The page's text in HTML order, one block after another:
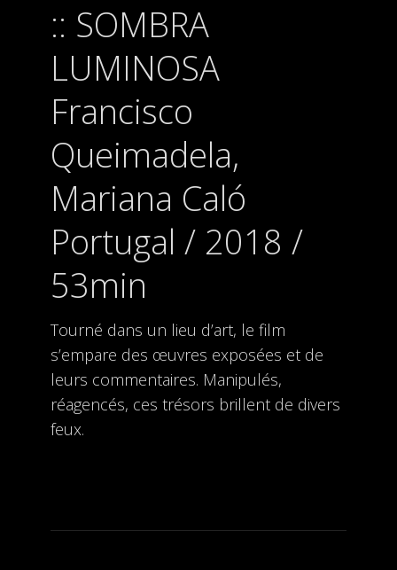
SOMBRA
LUMINOSA
Francisco
Queimadela,
Mariana Caló
Portugal / 2018 /
53min
Tourné dans un lieu d’art, le film
s’empare des œuvres exposées et de
leurs commentaires. Manipulés,
réagencés, ces trésors brillent de divers
feux.